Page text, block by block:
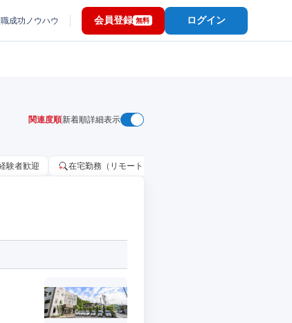
成功ノウハウ 会員登録 無料 ログイン
関連度順新着順詳細表示
験者歓迎 在宅勤務（リモートワーク）OK